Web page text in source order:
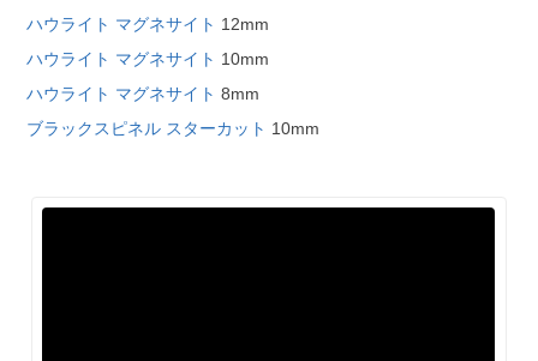
ハウライト マグネサイト 12mm
ハウライト マグネサイト 10mm
ハウライト マグネサイト 8mm
ブラックスピネル スターカット 10mm